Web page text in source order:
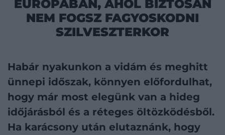
EURÓPÁBAN, AHOL BIZTOSAN
NEM FOGSZ FAGYOSKODNI
SZILVESZTERKOR
Habár nyakunkon a vidám és meghitt
ünnepi időszak, könnyen előfordulhat,
hogy már most elegünk van a hideg
időjárásból és a réteges öltözködésből.
Ha karácsony után elutaznánk, hogy